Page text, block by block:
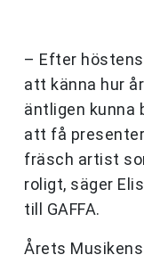
– Efter
att känna hur
äntligen kunna
att få
fräsch artist
roligt, säger
till GAFFA.
Årets